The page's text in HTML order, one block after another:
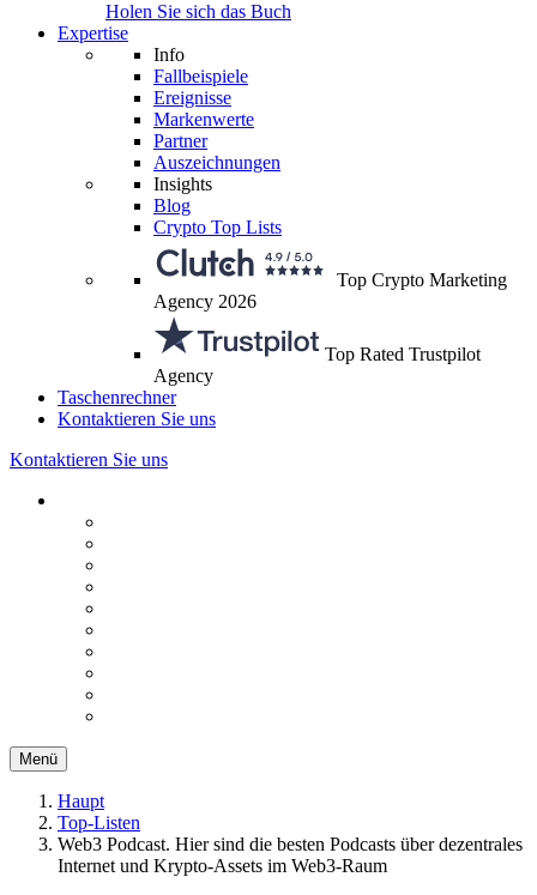
Holen Sie sich das Buch
Expertise
Info
Fallbeispiele
Ereignisse
Markenwerte
Partner
Auszeichnungen
Insights
Blog
Crypto Top Lists
Top Crypto Marketing
Agency 2026
Top Rated Trustpilot
Agency
Taschenrechner
Kontaktieren Sie uns
Kontaktieren Sie uns
Menü
Haupt
Top-Listen
Web3 Podcast. Hier sind die besten Podcasts über dezentrales
Internet und Krypto-Assets im Web3-Raum